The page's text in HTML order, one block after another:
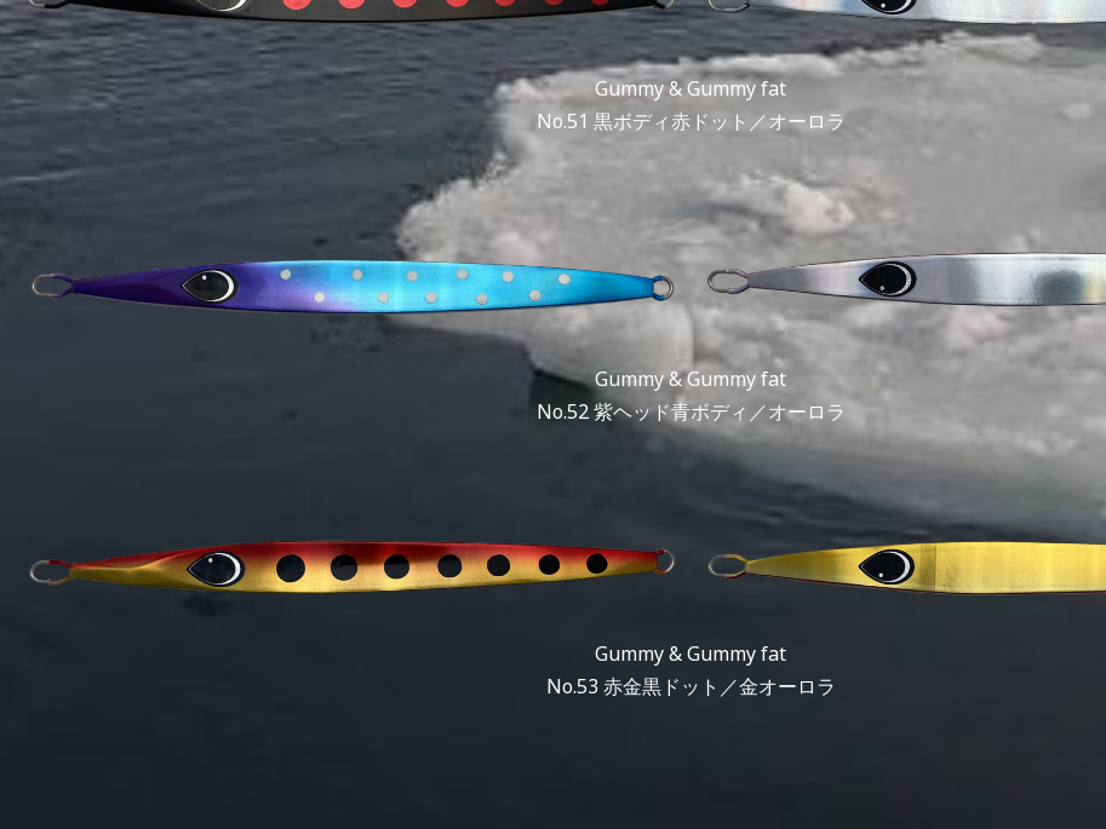
Gummy & Gummy fat
No.51 黒ボディ赤ドット／オーロラ
Gummy & Gummy fat
No.52 紫ヘッド青ボディ／オーロラ
Gummy & Gummy fat
No.53 赤金黒ドット／金オーロラ